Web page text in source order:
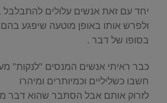
יחד עם זאת אנשים עלולים להתבלבל
ולפרש אותו באופן מוטעה שיפגע בהם
בסופו של דבר .
כבר ראיתי אנשים המנסים "לנקות"
חשבו כשליליים וכמיותרים ומיהרו
לזרוק אותם אבל הסתבר שהוא דבר